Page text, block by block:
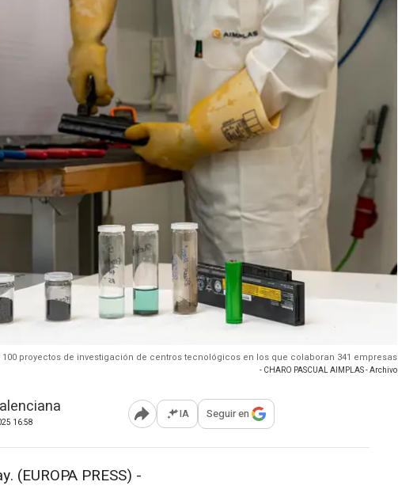
proyectos de investigación de centros tecnológicos en los que colaboran 341 empresas
- CHARO PASCUAL AIMPLAS - Archivo
16:58 Abrir opciones para compartir
IA Seguir en
(EUROPA PRESS) -